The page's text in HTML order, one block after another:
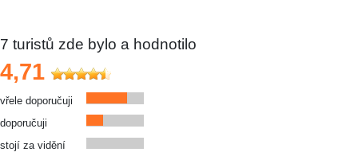
7 turistů zde bylo a hodnotilo
4,71
vřele doporučuji
doporučuji
stojí za vidění